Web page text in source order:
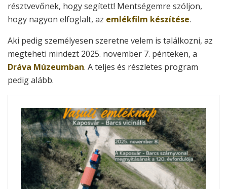
résztvevőnek, hogy segített! Mentségemre szóljon,
hogy nagyon elfoglalt, az emlékfilm készítése.
Aki pedig személyesen szeretne velem is találkozni, az
megteheti mindezt 2025. november 7. pénteken, a
Dráva Múzeumban. A teljes és részletes program
pedig alább.